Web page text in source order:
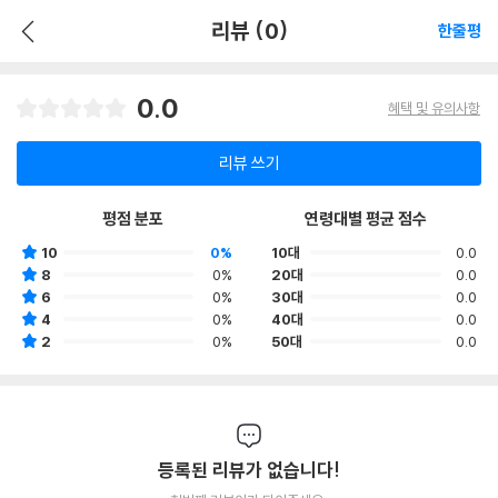
리뷰 (0) 한줄평
0.0 혜택 및 유의사항
리뷰 쓰기
평점 분포
10
0%
8
0%
6
0%
4
0%
2
0%
연령대별 평균 점수
10대
0.0
20대
0.0
30대
0.0
40대
0.0
50대
0.0
등록된 리뷰가 없습니다!